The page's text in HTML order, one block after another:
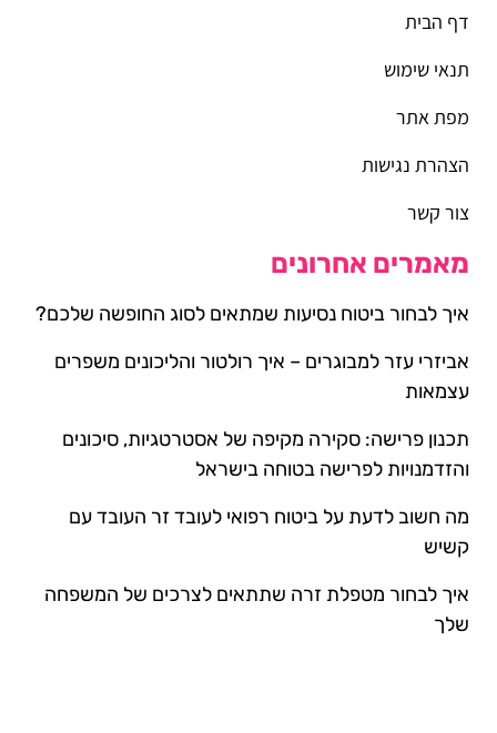
דף הבית
תנאי שימוש
מפת אתר
הצהרת נגישות
צור קשר
מאמרים אחרונים
איך לבחור ביטוח נסיעות שמתאים לסוג החופשה שלכם?
אביזרי עזר למבוגרים – איך רולטור והליכונים משפרים
עצמאות
תכנון פרישה: סקירה מקיפה של אסטרטגיות, סיכונים
והזדמנויות לפרישה בטוחה בישראל
מה חשוב לדעת על ביטוח רפואי לעובד זר העובד עם
קשיש
איך לבחור מטפלת זרה שתתאים לצרכים של המשפחה
שלך